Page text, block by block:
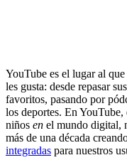
YouTube es el lugar al
les gusta: desde repasar
favoritos, pasando por
los deportes. En YouTube,
niños en el mundo digital,
más de una década
integradas para nuestros